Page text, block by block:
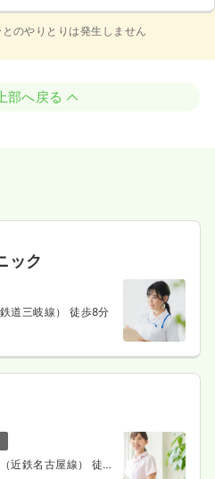
のやりとりは発生しません
部へ戻る
ック
道三岐線） 徒歩8分
近鉄名古屋線） 徒歩